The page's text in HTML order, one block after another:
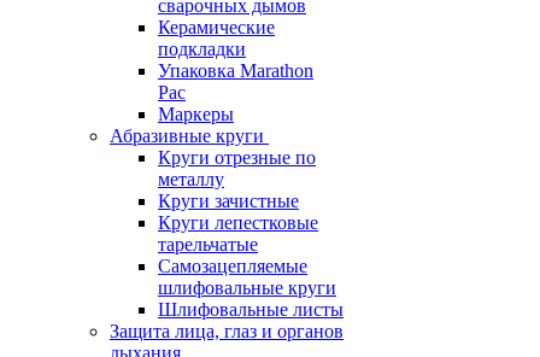
сварочных дымов
Керамические
подкладки
Упаковка Marathon
Pac
Маркеры
Абразивные круги
Круги отрезные по
металлу
Круги зачистные
Круги лепестковые
тарельчатые
Самозацепляемые
шлифовальные круги
Шлифовальные листы
Защита лица, глаз и органов
дыхания